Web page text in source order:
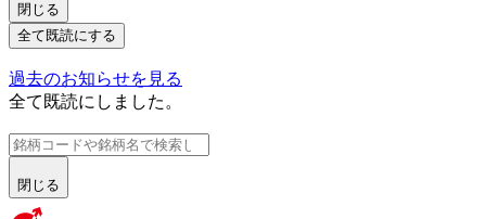
閉じる
全て既読にする
過去のお知らせを見る
全て既読にしました。
閉じる